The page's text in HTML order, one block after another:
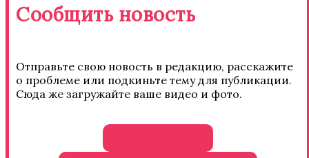
Сообщить новость
Отправьте свою новость в редакцию, расскажите
о проблеме или подкиньте тему для публикации.
Сюда же загружайте ваше видео и фото.